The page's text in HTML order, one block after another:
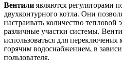
Вентили являются регуляторами
двухконтурного котла. Они
настраивать количество тепловой
различные участки системы.
использоваться для
горячим водоснабжением, в
пользователя.